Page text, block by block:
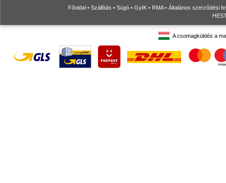
Főoldal • Szállítás • Súgó • GyIK • RMA• Általános szerződési
A csomagküldés a